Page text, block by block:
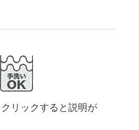
リックすると説明が